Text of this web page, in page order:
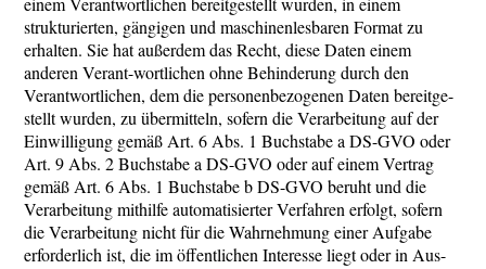
strukturierten, gängigen und maschinenlesbaren Format zu
erhalten. Sie hat außerdem das Recht, diese Daten einem
anderen Verant-wortlichen ohne Behinderung durch den
Verantwortlichen, dem die personenbezogenen Daten bereitge-
stellt wurden, zu übermitteln, sofern die Verarbeitung auf der
Einwilligung gemäß Art. 6 Abs. 1 Buchstabe a DS-GVO oder
Art. 9 Abs. 2 Buchstabe a DS-GVO oder auf einem Vertrag
gemäß Art. 6 Abs. 1 Buchstabe b DS-GVO beruht und die
Verarbeitung mithilfe automatisierter Verfahren erfolgt, sofern
die Verarbeitung nicht für die Wahrnehmung einer Aufgabe
erforderlich ist, die im öffentlichen Interesse liegt oder in Aus-